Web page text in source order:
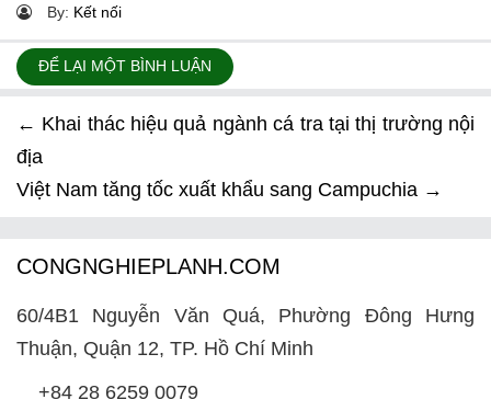
By: Kết nối
ĐỂ LẠI MỘT BÌNH LUẬN
← Khai thác hiệu quả ngành cá tra tại thị trường nội
địa
Việt Nam tăng tốc xuất khẩu sang Campuchia →
CONGNGHIEPLANH.COM
60/4B1 Nguyễn Văn Quá, Phường Đông Hưng
Thuận, Quận 12, TP. Hồ Chí Minh
+84 28 6259 0079